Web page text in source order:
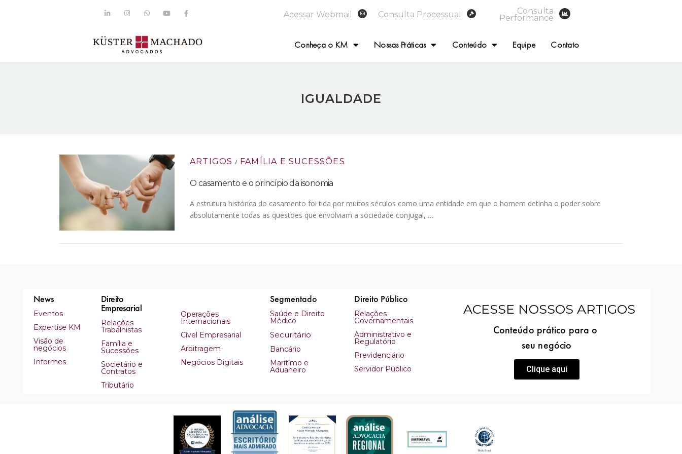
Acessar Webmail Consulta Processual Consulta
Performance
Conheça o KM Nossas Práticas Conteúdo Equipe Contato
IGUALDADE
ARTIGOS / FAMÍLIA E SUCESSÕES
O casamento e o princípio da isonomia
A estrutura histórica do casamento foi tida por muitos séculos como uma entidade em que o homem detinha o poder sobre
absolutamente todas as questões que envolviam a sociedade conjugal, …
News
Eventos
Expertise KM
Visão de
negócios
Informes
Direito
Empresarial
Relações
Trabalhistas
Família e
Sucessões
Societário e
Contratos
Tributário
Operações
Internacionais
Cível Empresarial
Arbitragem
Negócios Digitais
Segmentado
Saúde e Direito
Médico
Securitário
Bancário
Maritímo e
Aduaneiro
Direito Público
Relações
Governamentais
Administrativo e
Regulatório
Previdenciário
Servidor Público
ACESSE NOSSOS ARTIGOS
Conteúdo prático para o
seu negócio
Clique aqui